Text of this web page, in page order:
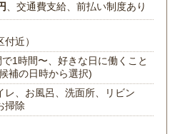
、交通費支給、前払い制度あり
付近）
1時間〜、好きな日に働くこと
補の日時から選択)
レ、お風呂、洗面所、リビン
掃除